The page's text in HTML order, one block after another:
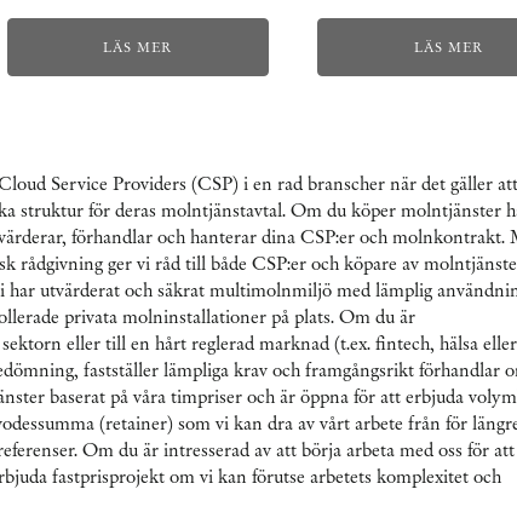
LÄS MER LÄS MER
Service Providers (CSP) i en rad branscher när det gäller
struktur för deras molntjänstavtal. Om du köper molntjänster
förhandlar och hanterar dina CSP:er och molnkontrakt.
rådgivning ger vi råd till både CSP:er och köpare av
utvärderat och säkrat multimolnmiljö med lämplig
privata molninstallationer på plats. Om du är
eller till en hårt reglerad marknad (t.ex. fintech, hälsa eller
fastställer lämpliga krav och framgångsrikt förhandlar
baserat på våra timpriser och är öppna för att erbjuda
(retainer) som vi kan dra av vårt arbete från för
Om du är intresserad av att börja arbeta med oss för att
fastprisprojekt om vi kan förutse arbetets komplexitet och